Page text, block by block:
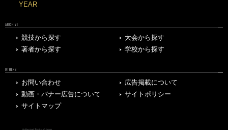
YEAR
ARCHIVE
競技から探す
大会から探す
著者から探す
学校から探す
OTHERS
お問い合わせ
広告掲載について
動画・バナー広告について
サイトポリシー
サイトマップ